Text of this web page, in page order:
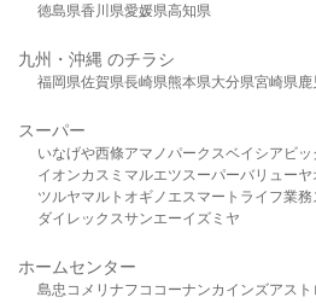
徳島県香川県愛媛県高知県
九州・沖縄 のチラシ
福岡県佐賀県長崎県熊本県大分県宮崎県
スーパー
いなげや西條アマノパークスベイシア ビ
イオンカスミ マルエツスーパーバリューヤ
ツルヤマルト オギノ エスマート ライフ業務
ダイレックスサンエーイズミヤ
ホームセンター
島忠 コメリ ナフコ コーナンカインズアス